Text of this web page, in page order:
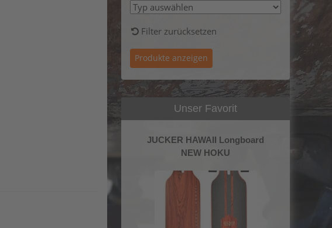
Filter zurücksetzen
Unser Favorit
JUCKER HAWAII Longboard
NEW HOKU